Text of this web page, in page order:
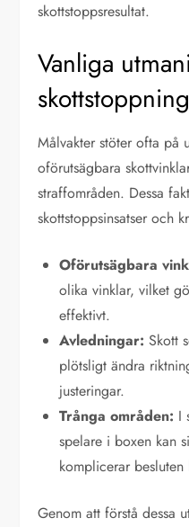
skottstoppsresultat.
Vanliga
skottstoppning
Målvakter stöter ofta på
oförutsägbara
straffområden. Dessa
skottstoppsinsatser och
Oförutsägbara
olika vinklar, vilket
effektivt.
Avledningar: Skott
plötsligt ändra
justeringar.
Trånga områden: I
spelare i boxen kan
komplicerar
Genom att förstå dessa